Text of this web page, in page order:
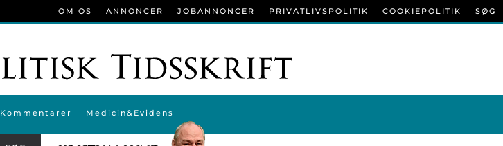
Kommentarer Medicin&Evidens
OM OS ANNONCER JOBANNONCER PRIVATLIVSPOLITIK COOKIEPOLITIK SØG